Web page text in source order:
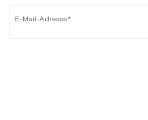
E-Mail-Adresse